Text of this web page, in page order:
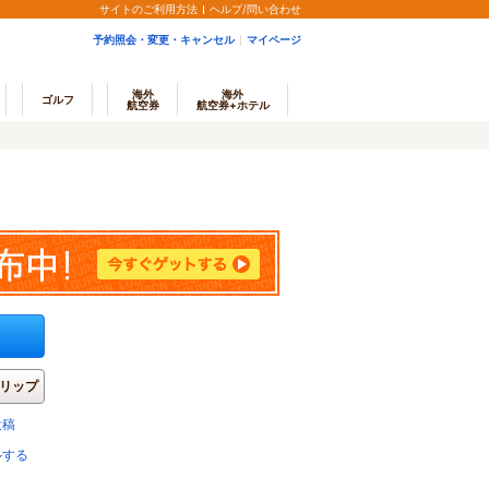
サイトのご利用方法 ヘルプ/問い合わせ
予約照会・変更・キャンセル マイページ
ゴルフ
海外
航空券
海外
航空券+ホテル
ップ
る